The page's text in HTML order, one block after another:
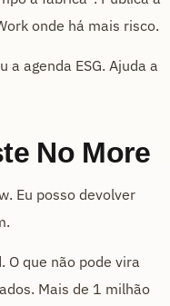
onde há mais risco.
agenda ESG. Ajuda a
No More
Eu posso devolver
O que não pode vira
Mais de 1 milhão